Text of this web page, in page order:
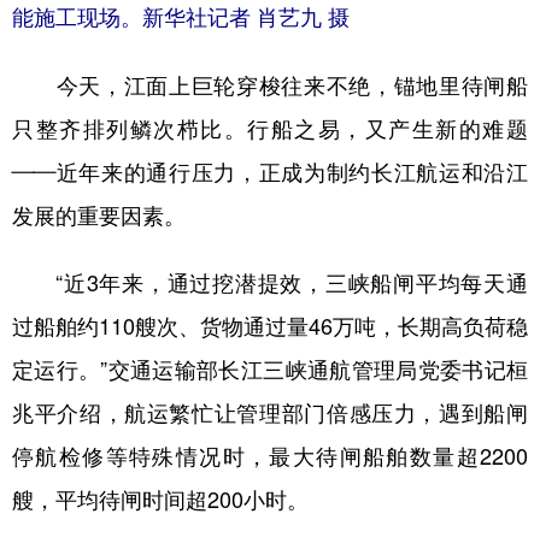
能施工现场。新华社记者 肖艺九 摄
今天，江面上巨轮穿梭往来不绝，锚地里待闸船
只整齐排列鳞次栉比。行船之易，又产生新的难题
——近年来的通行压力，正成为制约长江航运和沿江
发展的重要因素。
“近3年来，通过挖潜提效，三峡船闸平均每天通
过船舶约110艘次、货物通过量46万吨，长期高负荷稳
定运行。”交通运输部长江三峡通航管理局党委书记桓
兆平介绍，航运繁忙让管理部门倍感压力，遇到船闸
停航检修等特殊情况时，最大待闸船舶数量超2200
艘，平均待闸时间超200小时。